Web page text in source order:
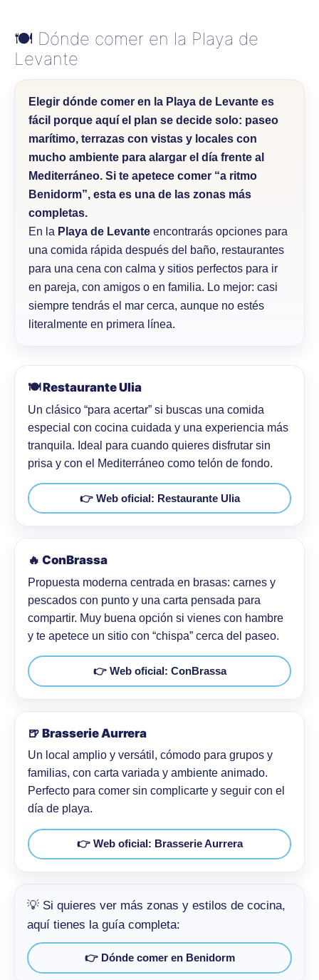
🍽️ Dónde comer en la Playa de
Levante
Elegirdónde comer en la Playa de Levante es
fácil porque aquí el plan se decide solo: paseo
marítimo, terrazas con vistas y locales con
mucho ambiente para alargar el día frente al
Mediterráneo. Si te apetece comer “a ritmo
Benidorm”, esta es una de las zonas más
completas.
En la Playa de Levante encontrarás opciones para
una comida rápida después del baño, restaurantes
para una cena con calma y sitios perfectos para ir
en pareja, con amigos o en familia. Lo mejor: casi
siempre tendrás el mar cerca, aunque no estés
literalmente en primera línea.
🍽️ Restaurante Ulia
Un clásico “para acertar” si buscas una comida
especial con cocina cuidada y una experiencia más
tranquila. Ideal para cuando quieres disfrutar sin
prisa y con el Mediterráneo como telón de fondo.
👉 Web oficial: Restaurante Ulia
🔥 ConBrassa
Propuesta moderna centrada en brasas: carnes y
pescados con punto y una carta pensada para
compartir. Muy buena opción si vienes con hambre
y te apetece un sitio con “chispa” cerca del paseo.
👉 Web oficial: ConBrassa
🍺 Brasserie Aurrera
Un local amplio y versátil, cómodo para grupos y
familias, con carta variada y ambiente animado.
Perfecto para comer sin complicarte y seguir con el
día de playa.
👉 Web oficial: Brasserie Aurrera
💡 Si quieres ver más zonas y estilos de cocina,
aquí tienes la guía completa:
👉 Dónde comer en Benidorm